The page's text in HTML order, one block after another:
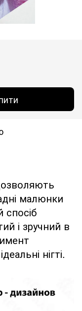
малюнки
спосіб
і зручний в
нігті.